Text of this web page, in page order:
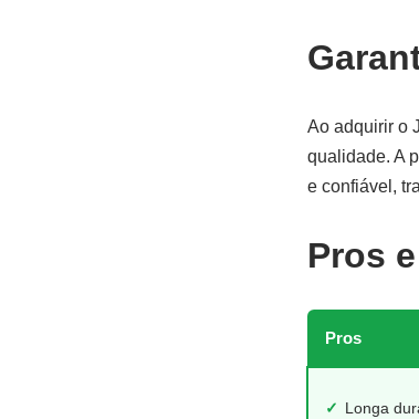
Ao adquirir o
qualidade. A
e confiável,
Pros
Pros
✓ Longa